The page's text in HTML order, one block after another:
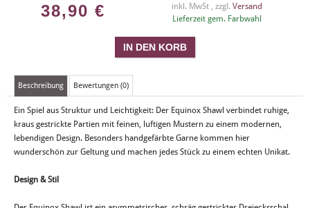
38,90 € inkl. MwSt , zzgl. Versand
Lieferzeit gem. Farbwahl
Beschreibung Bewertungen (0)
Ein Spiel aus Struktur und Leichtigkeit: Der Equinox Shawl verbindet ruhige,
kraus gestrickte Partien mit feinen, luftigen Mustern zu einem modernen,
lebendigen Design. Besonders handgefärbte Garne kommen hier
wunderschön zur Geltung und machen jedes Stück zu einem echten Unikat.
Design & Stil